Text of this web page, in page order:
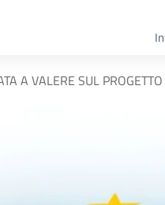
A VALERE SUL